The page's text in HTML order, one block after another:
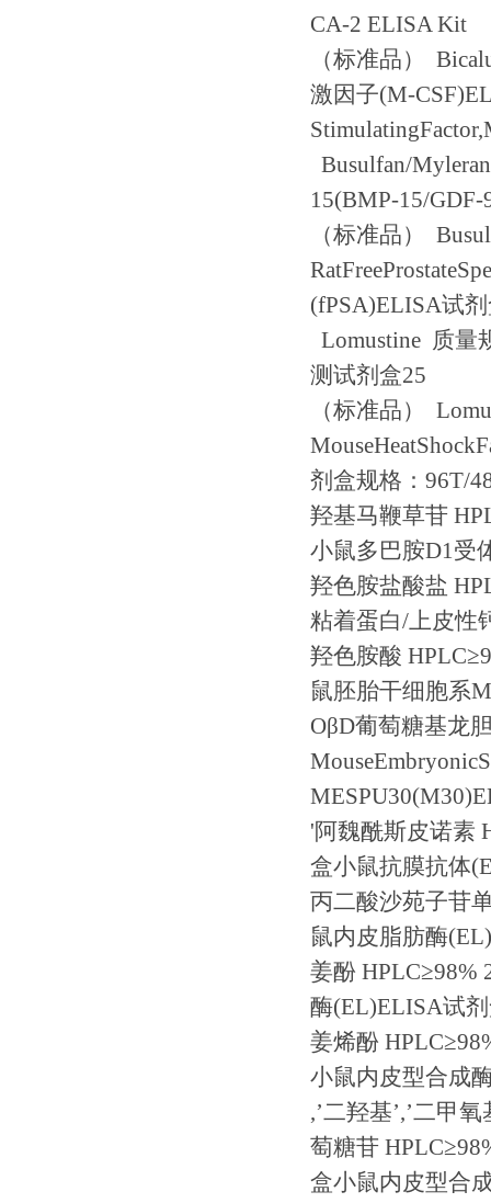
CA-2 ELISA Kit
（标准品）
激因子(M-
Busulfan/
15(BMP-15/GDF-
（标准品）
(fPSA)ELISA试
Lomustine 质量
测试剂盒25
（标准品）
剂盒规格： 96T/
羟基马鞭草苷
小鼠多巴胺D1受
羟色胺盐酸盐
粘着蛋白/上皮性
羟色胺酸 HPLC≥
鼠胚胎干细胞系
OβD葡萄糖基龙
'阿魏酰斯皮诺素
盒小鼠抗膜抗体
丙二酸沙苑子苷
鼠内皮脂肪酶
姜酚 HPLC≥98%
酶(EL)ELISA试
姜烯酚 HPLC≥
小鼠内皮型合成
,’二羟基’,’二甲
萄糖苷 HPLC≥
盒小鼠内皮型合